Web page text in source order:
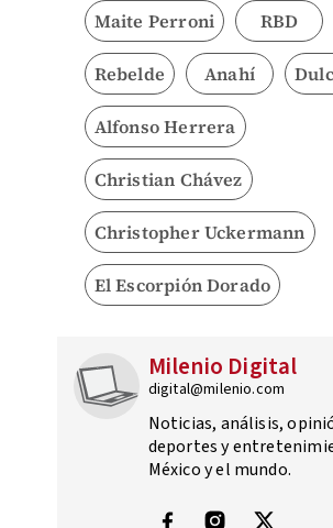
Maite Perroni RBD
Rebelde Anahí
Alfonso Herrera
Christian Chávez
Christopher Uckermann
El Escorpión Dorado
Milenio Digital
digital@milenio.com
Noticias, análisis,
deportes y
México y el mundo.